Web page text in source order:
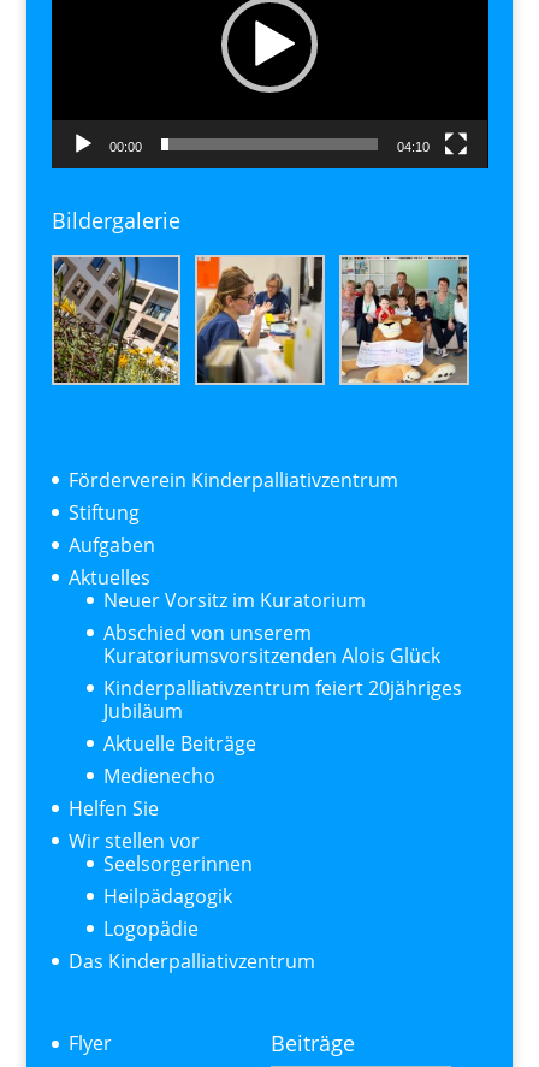
00:00 04:10
Bildergalerie
Förderverein Kinderpalliativzentrum
Stiftung
Aufgaben
Aktuelles
Neuer Vorsitz im Kuratorium
Abschied von unserem
Kuratoriumsvorsitzenden Alois Glück
Kinderpalliativzentrum feiert 20jähriges
Jubiläum
Aktuelle Beiträge
Medienecho
Helfen Sie
Wir stellen vor
Seelsorgerinnen
Heilpädagogik
Logopädie
Das Kinderpalliativzentrum
Flyer
Beiträge